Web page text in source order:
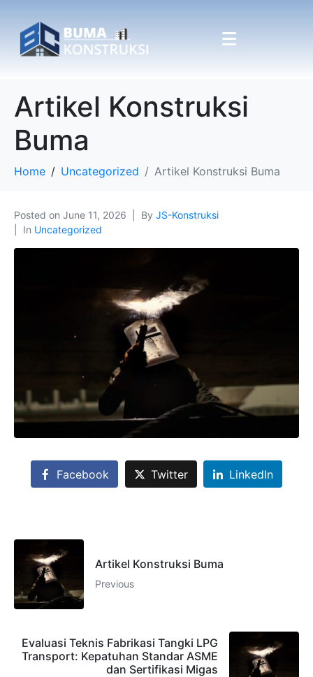
Artikel Konstruksi
Buma
Home Uncategorized Artikel Konstruksi Buma
Posted on June 11, 2026 By JS-Konstruksi
In Uncategorized
Facebook Twitter LinkedIn
Artikel Konstruksi Buma
Previous
Evaluasi Teknis Fabrikasi Tangki LPG
Transport: Kepatuhan Standar ASME
dan Sertifikasi Migas